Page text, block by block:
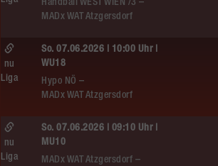
Handball WEST WIEN /3 –
MADx WAT Atzgersdorf
So. 07.06.2026 | 10:00 Uhr |
WU18
Hypo NÖ –
MADx WAT Atzgersdorf
nu
Liga
So. 07.06.2026 | 09:10 Uhr |
MU10
MADx WAT Atzgersdorf –
nu
Liga